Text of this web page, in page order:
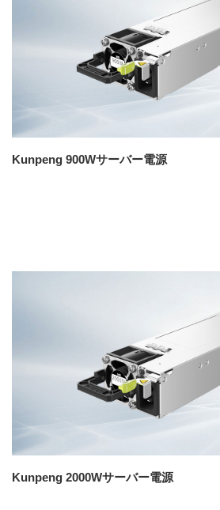
Kunpeng 900Wサーバー電源
Kunpeng 2000Wサーバー電源